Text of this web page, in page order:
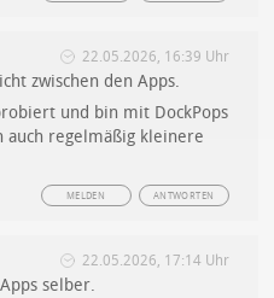
22.05.2026, 16:39 Uhr
zwischen den Apps.
und bin mit DockPops
auch regelmäßig kleinere
ANTWORTEN
MELDEN
22.05.2026, 17:14 Uhr
selber.